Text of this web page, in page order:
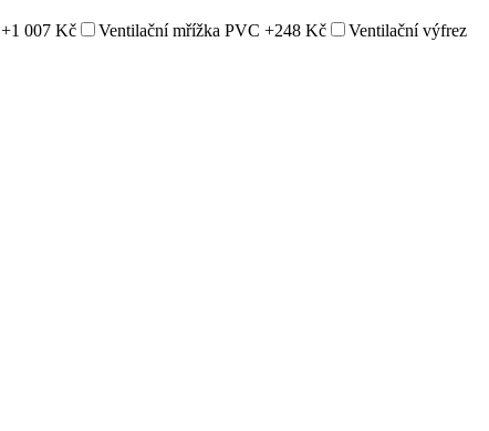
+1 007 Kč Ventilační mřížka PVC +248 Kč
Ventilační výfrez